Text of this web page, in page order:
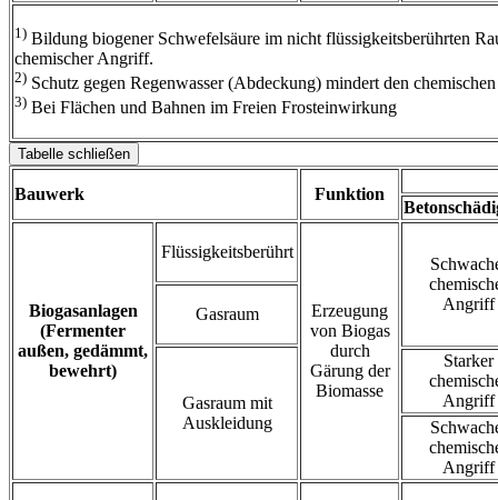
1) Bildung biogener Schwefelsäure im nicht flüssigkeitsberührten
chemischer Angriff.
2) Schutz gegen Regenwasser (Abdeckung) mindert den
3) Bei Flächen und Bahnen im Freien Frosteinwirkung
Tabelle schließen
Bauwerk Funktion
Biogasanlagen
(Fermenter
außen, gedämmt,
bewehrt)
Flüssigkeitsberührt
Erzeugung
von Biogas
durch
Gärung der
Biomasse
Angriff
Gasraum
Gasraum mit
Auskleidung
Starker
Angriff
Angriff